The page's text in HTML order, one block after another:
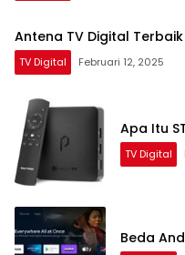
Antena TV Digital Terbaik
TV Digital Februari 12, 2025
Apa Itu
TV Digital
Beda